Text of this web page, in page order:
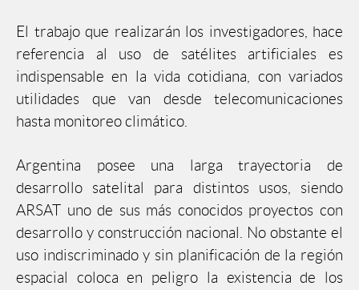
El trabajo que realizarán los investigadores, hace
referencia al uso de satélites artificiales es
indispensable en la vida cotidiana, con variados
utilidades que van desde telecomunicaciones
hasta monitoreo climático.
Argentina posee una larga trayectoria de
desarrollo satelital para distintos usos, siendo
ARSAT uno de sus más conocidos proyectos con
desarrollo y construcción nacional. No obstante el
uso indiscriminado y sin planificación de la región
espacial coloca en peligro la existencia de los